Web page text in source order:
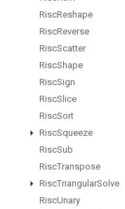
RiscReshape
RiscReverse
RiscScatter
RiscShape
RiscSign
RiscSlice
RiscSort
RiscSqueeze
RiscSub
RiscTranspose
RiscTriangularSolve
RiscUnary